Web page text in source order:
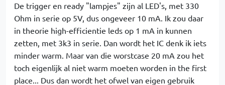
De trigger en ready "lampjes" zijn al LED's, met 330
Ohm in serie op 5V, dus ongeveer 10 mA. Ik zou daar
in theorie high-efficientie leds op 1 mA in kunnen
zetten, met 3k3 in serie. Dan wordt het IC denk ik iets
minder warm. Maar van die worstcase 20 mA zou het
toch eigenlijk al niet warm moeten worden in the first
place... Dus dan wordt het ofwel van eigen gebruik